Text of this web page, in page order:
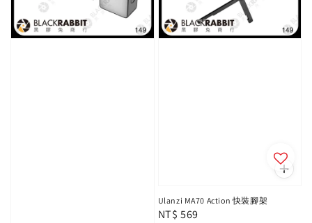
Ulanzi MA70 Action 快裝腳架
Regular
NT$ 569